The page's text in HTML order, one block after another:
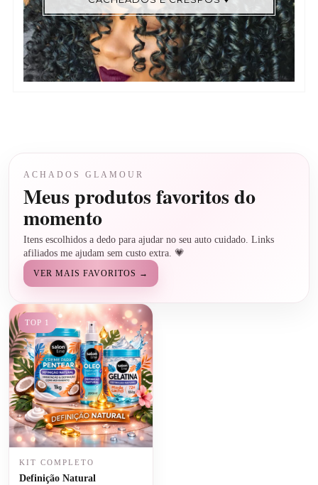
ACHADOS GLAMOUR
Meus produtos favoritos do
momento
Itens escolhidos a dedo para ajudar no seu auto cuidado. Links
afiliados me ajudam sem custo extra. 💗
VER MAIS FAVORITOS →
TOP 1
KIT COMPLETO
Definição Natural